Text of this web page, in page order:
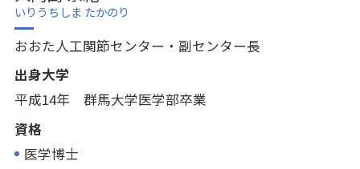
いりうちしま たかのり
おおた人工関節センター・副センター長
出身大学
平成14年 群馬大学医学部卒業
資格
医学博士